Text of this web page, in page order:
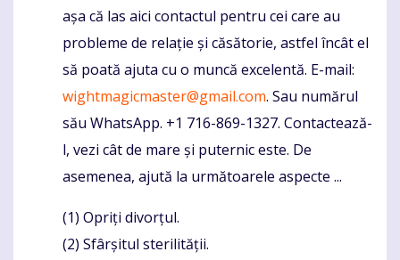
așa că las aici contactul pentru cei care au
probleme de relație și căsătorie, astfel încât el
să poată ajuta cu o muncă excelentă. E-mail:
wightmagicmaster@gmail.com. Sau numărul
său WhatsApp. +1 716-869-1327. Contactează-
l, vezi cât de mare și puternic este. De
asemenea, ajută la următoarele aspecte ...
(1) Opriți divorțul.
(2) Sfârșitul sterilității.